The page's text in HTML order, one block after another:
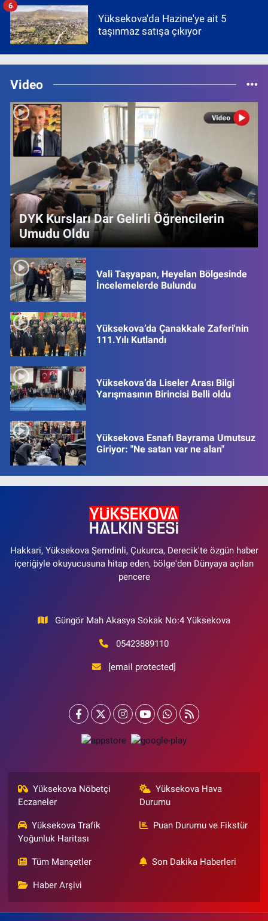
Yüksekova'da Hazine'ye ait 5
taşınmaz satışa çıkıyor
6
Video
DYK Kursları Dar Gelirli Öğrencilerin
Umudu Oldu
Vali Taşyapan, Heyelan Bölgesinde
İncelemelerde Bulundu
Yüksekova’da Çanakkale Zaferi'nin
111.Yılı Kutlandı
Yüksekova’da Liseler Arası Bilgi
Yarışmasının Birincisi Belli oldu
Yüksekova Esnafı Bayrama Umutsuz
Giriyor: "Ne satan var ne alan"
Hakkari, Yüksekova Şemdinli, Çukurca, Derecik'te özgün haber
içeriğiyle okuyucusuna hitap eden, bölge'den Dünyaya açılan
pencere
Güngör Mah Akasya Sokak No:4 Yüksekova
05423889110
[email protected]
Yüksekova Nöbetçi
Eczaneler
Yüksekova Hava
Durumu
Yüksekova Trafik
Yoğunluk Haritası
Puan Durumu ve Fikstür
Tüm Manşetler Son Dakika Haberleri
Haber Arşivi